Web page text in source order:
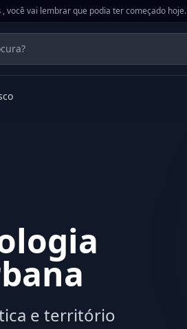
, você vai lembrar que podia ter começado hoje.
e território